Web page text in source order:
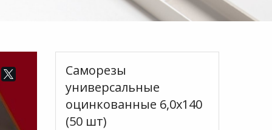
Саморезы
универсальные
оцинкованные 6,0х140
(50 шт)